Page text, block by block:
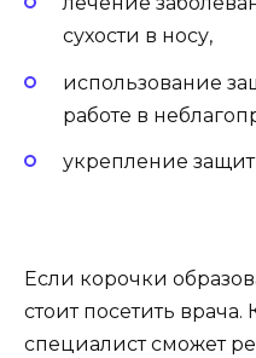
сухости в носу,
использование
работе в
укрепление
Если корочки
стоит посетить
специалист сможет